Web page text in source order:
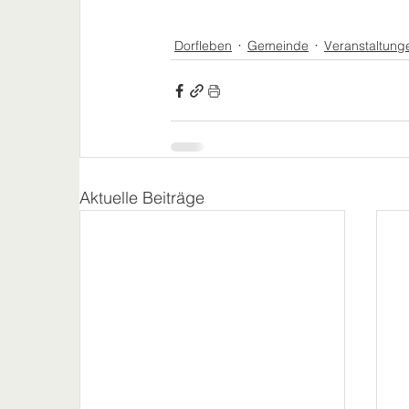
Dorfleben Gemeinde
Aktuelle Beiträge